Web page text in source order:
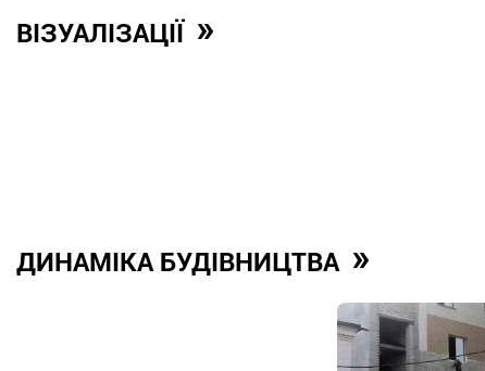
ВІЗУАЛІЗАЦІЇ »
ДИНАМІКА БУДІВНИЦТВА »